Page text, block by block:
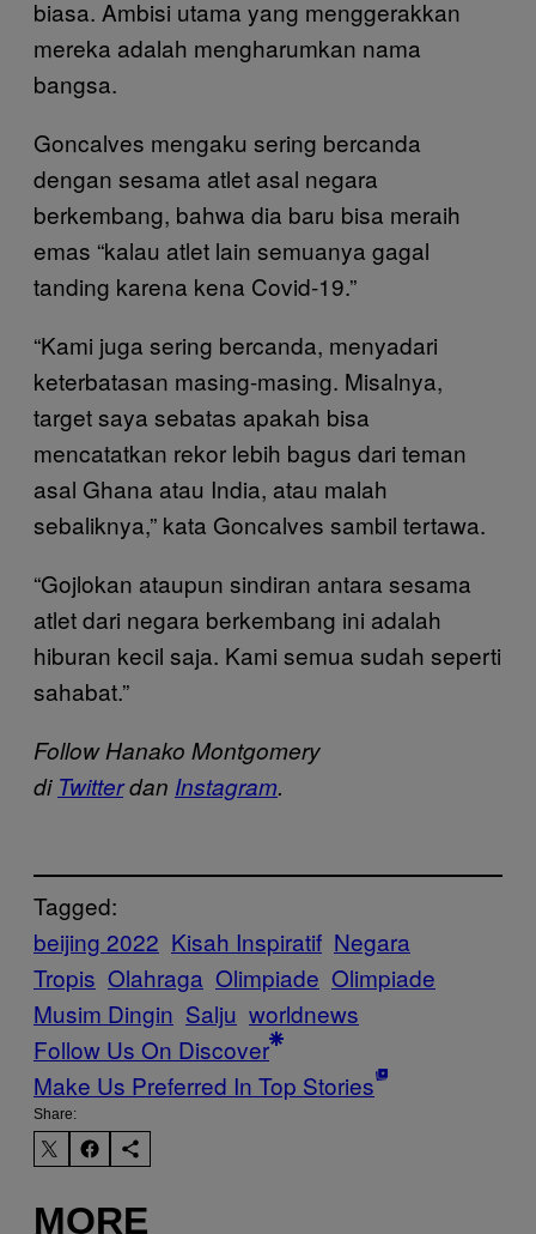
biasa. Ambisi utama yang menggerakkan
mereka adalah mengharumkan nama
bangsa.
Goncalves mengaku sering bercanda
dengan sesama atlet asal negara
berkembang, bahwa dia baru bisa meraih
emas “kalau atlet lain semuanya gagal
tanding karena kena Covid-19.”
“Kami juga sering bercanda, menyadari
keterbatasan masing-masing. Misalnya,
target saya sebatas apakah bisa
mencatatkan rekor lebih bagus dari teman
asal Ghana atau India, atau malah
sebaliknya,” kata Goncalves sambil tertawa.
“Gojlokan ataupun sindiran antara sesama
atlet dari negara berkembang ini adalah
hiburan kecil saja. Kami semua sudah seperti
sahabat.”
Follow Hanako Montgomery
di Twitterdan Instagram.
Tagged:
beijing 2022 Kisah Inspiratif Negara
Tropis Olahraga Olimpiade Olimpiade
Musim Dingin Salju worldnews
Follow Us On Discover
Make Us Preferred In Top Stories
Share:
MORE